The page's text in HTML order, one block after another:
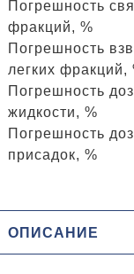
Погрешность
фракций, %
Погрешность
легких фракций,
Погрешность
жидкости, %
Погрешность
присадок, %
ОПИСАНИЕ